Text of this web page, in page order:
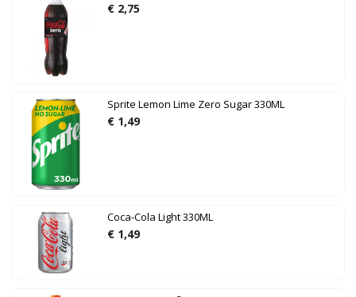
€ 2,75
Sprite Lemon Lime Zero Sugar 330ML
€ 1,49
Coca-Cola Light 330ML
€ 1,49